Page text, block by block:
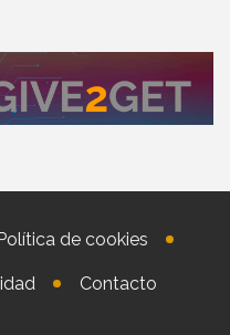
de cookies
Contacto